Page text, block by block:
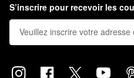
S’inscrire pour recevoir les